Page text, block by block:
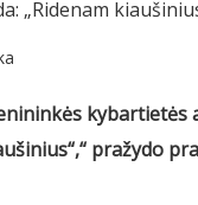
kybartietės
pražydo